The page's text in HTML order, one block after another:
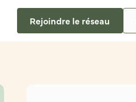
Rejoindre le réseau